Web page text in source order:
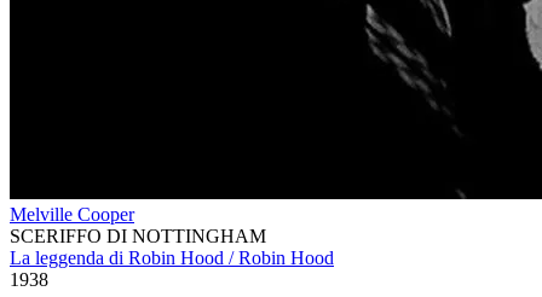
Melville Cooper
SCERIFFO DI NOTTINGHAM
La leggenda di Robin Hood / Robin Hood
1938